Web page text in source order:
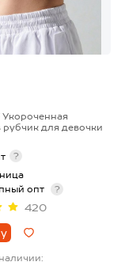
рубчик для девочки
?
опт
?
420